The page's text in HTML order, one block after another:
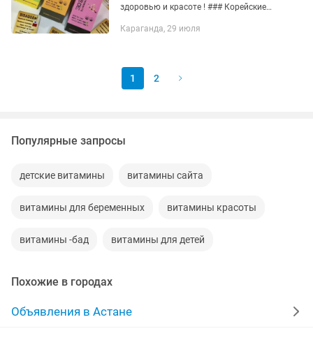
здоровью и красоте ! ### Корейские
собой биологически активные добавки,
Караганда, 29 июля
1 2
Популярные запросы
детские витамины витамины сайта
витамины для беременных витамины красоты
витамины -бад витамины для детей
Похожие в городах
Объявления в Астане